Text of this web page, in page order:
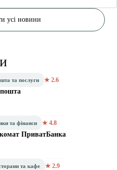
усі новини
та послуги ★ 2.6
та фінанси ★ 4.8
ПриватБанка
та кафе ★ 2.9